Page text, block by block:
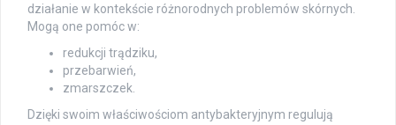
działanie w kontekście różnorodnych problemów skórnych.
Mogą one pomóc w:
redukcji trądziku,
przebarwień,
zmarszczek.
Dzięki swoim właściwościom antybakteryjnym regulują